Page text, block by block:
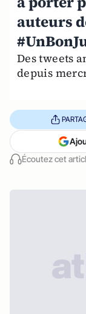
auteurs
Des tweets
depuis
Écoutez cet